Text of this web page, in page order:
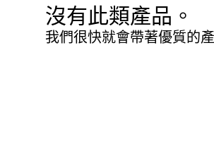
沒有此類產品。
我們很快就會帶著優質的